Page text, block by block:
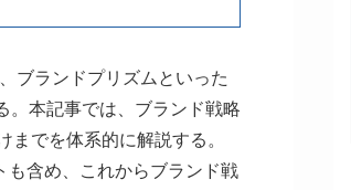
ブランドプリズムといった
。本記事では、ブランド戦略
でを体系的に解説する。
も含め、これからブランド戦